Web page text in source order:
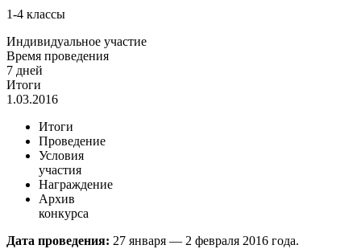
1-4 классы
Индивидуальное участие
Время проведения
7 дней
Итоги
1.03.2016
Итоги
Проведение
Условия
участия
Награждение
Архив
конкурса
Дата проведения: 27 января — 2 февраля 2016 года.